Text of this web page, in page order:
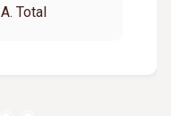
A. Total